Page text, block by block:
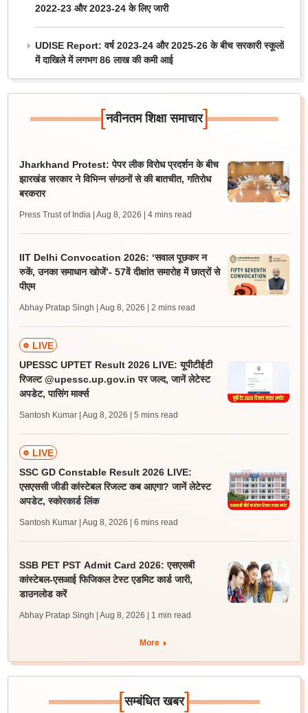
2022-23 और 2023-24 के लिए जारी
UDISE Report: वर्ष 2023-24 और 2025-26 के बीच सरकारी स्कूलों
में दाखिले में लगभग 86 लाख की कमी आई
[नवीनतम शिक्षा समाचार]
Jharkhand Protest: पेपर लीक विरोध प्रदर्शन के बीच
झारखंड सरकार ने विभिन्न संगठनों से की बातचीत, गतिरोध
बरकरार
Press Trust of India | Aug 8, 2026 | 4 mins read
IIT Delhi Convocation 2026: ‘सवाल पूछकर न
रुकें, उनका समाधान खोजें’- 57वें दीक्षांत समारोह में छात्रों से
पीएम
Abhay Pratap Singh | Aug 8, 2026 | 2 mins read
LIVE
UPESSC UPTET Result 2026 LIVE: यूपीटीईटी
रिजल्ट @upessc.up.gov.in पर जल्द, जानें लेटेस्ट
अपडेट, पासिंग मार्क्स
Santosh Kumar | Aug 8, 2026 | 5 mins read
LIVE
SSC GD Constable Result 2026 LIVE:
एसएससी जीडी कांस्टेबल रिजल्ट कब आएगा? जानें लेटेस्ट
अपडेट, स्कोरकार्ड लिंक
Santosh Kumar | Aug 8, 2026 | 6 mins read
SSB PET PST Admit Card 2026: एसएसबी
कांस्टेबल-एसआई फिजिकल टेस्ट एडमिट कार्ड जारी,
डाउनलोड करें
Abhay Pratap Singh | Aug 8, 2026 | 1 min read
More
[सम्बंधित खबर]